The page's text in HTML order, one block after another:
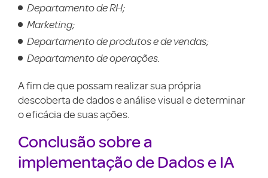
Departamento de RH;
Marketing;
Departamento de produtos e de vendas;
Departamento de operações.
A fim de que possam realizar sua própria
descoberta de dados e análise visual e determinar
o eficácia de suas ações.
Conclusão sobre a
implementação de Dados e IA